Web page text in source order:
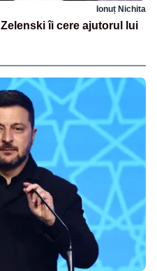
Ionuț Nichita
îi cere ajutorul lui